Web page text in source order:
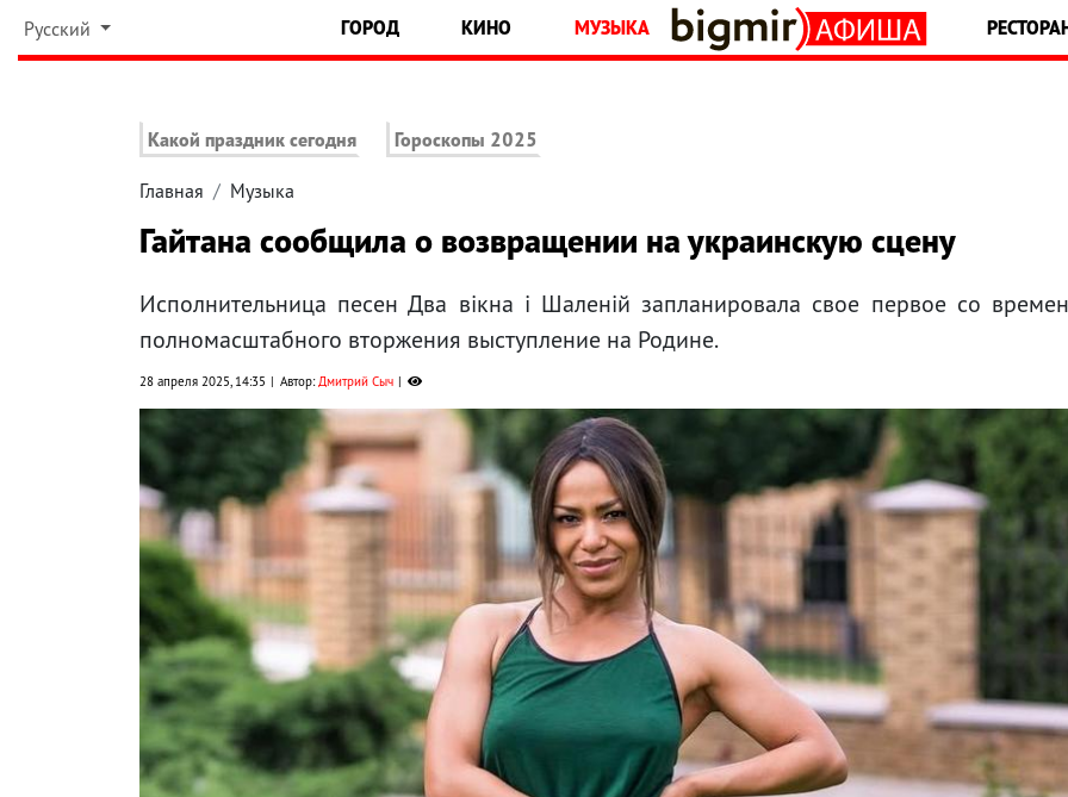
Русский ГОРОД КИНО МУЗЫКА
Какой праздник сегодня Гороскопы 2025
Главная Музыка
Гайтана сообщила о возвращении на украинскую сцену
Исполнительница песен Два вікна і Шаленій запланировала свое первое со времен
полномасштабного вторжения выступление на Родине.
28 апреля 2025, 14:35 Автор:Дмитрий Сыч